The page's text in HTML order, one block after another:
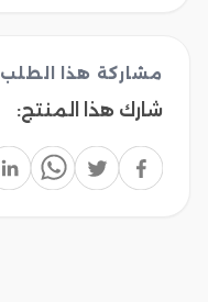
مشاركة هذا الطلب
شارك هذا المنتج: